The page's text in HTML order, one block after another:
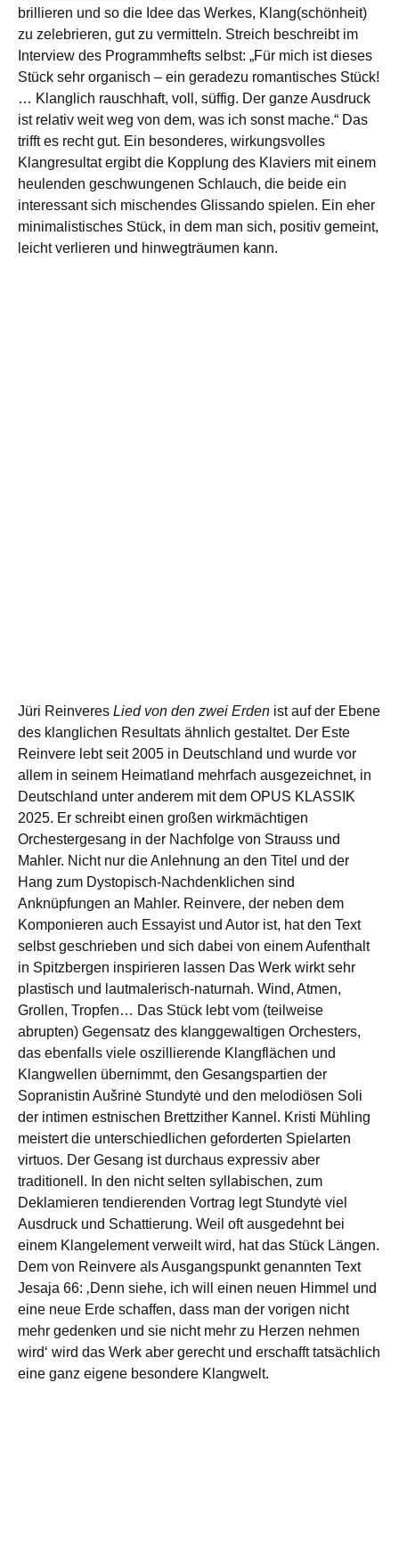
brillieren und so die Idee das Werkes, Klang(schönheit)
zu zelebrieren, gut zu vermitteln. Streich beschreibt im
Interview des Programmhefts selbst: „Für mich ist dieses
Stück sehr organisch – ein geradezu romantisches Stück!
… Klanglich rauschhaft, voll, süffig. Der ganze Ausdruck
ist relativ weit weg von dem, was ich sonst mache.“ Das
trifft es recht gut. Ein besonderes, wirkungsvolles
Klangresultat ergibt die Kopplung des Klaviers mit einem
heulenden geschwungenen Schlauch, die beide ein
interessant sich mischendes Glissando spielen. Ein eher
minimalistisches Stück, in dem man sich, positiv gemeint,
leicht verlieren und hinwegträumen kann.
Jüri Reinveres Lied von den zwei Erden ist auf der Ebene
des klanglichen Resultats ähnlich gestaltet. Der Este
Reinvere lebt seit 2005 in Deutschland und wurde vor
allem in seinem Heimatland mehrfach ausgezeichnet, in
Deutschland unter anderem mit dem OPUS KLASSIK
2025. Er schreibt einen großen wirkmächtigen
Orchestergesang in der Nachfolge von Strauss und
Mahler. Nicht nur die Anlehnung an den Titel und der
Hang zum Dystopisch-Nachdenklichen sind
Anknüpfungen an Mahler. Reinvere, der neben dem
Komponieren auch Essayist und Autor ist, hat den Text
selbst geschrieben und sich dabei von einem Aufenthalt
in Spitzbergen inspirieren lassen Das Werk wirkt sehr
plastisch und lautmalerisch-naturnah. Wind, Atmen,
Grollen, Tropfen… Das Stück lebt vom (teilweise
abrupten) Gegensatz des klanggewaltigen Orchesters,
das ebenfalls viele oszillierende Klangflächen und
Klangwellen übernimmt, den Gesangspartien der
Sopranistin Aušrinė Stundytė und den melodiösen Soli
der intimen estnischen Brettzither Kannel. Kristi Mühling
meistert die unterschiedlichen geforderten Spielarten
virtuos. Der Gesang ist durchaus expressiv aber
traditionell. In den nicht selten syllabischen, zum
Deklamieren tendierenden Vortrag legt Stundytė viel
Ausdruck und Schattierung. Weil oft ausgedehnt bei
einem Klangelement verweilt wird, hat das Stück Längen.
Dem von Reinvere als Ausgangspunkt genannten Text
Jesaja 66: ‚Denn siehe, ich will einen neuen Himmel und
eine neue Erde schaffen, dass man der vorigen nicht
mehr gedenken und sie nicht mehr zu Herzen nehmen
wird‘ wird das Werk aber gerecht und erschafft tatsächlich
eine ganz eigene besondere Klangwelt.